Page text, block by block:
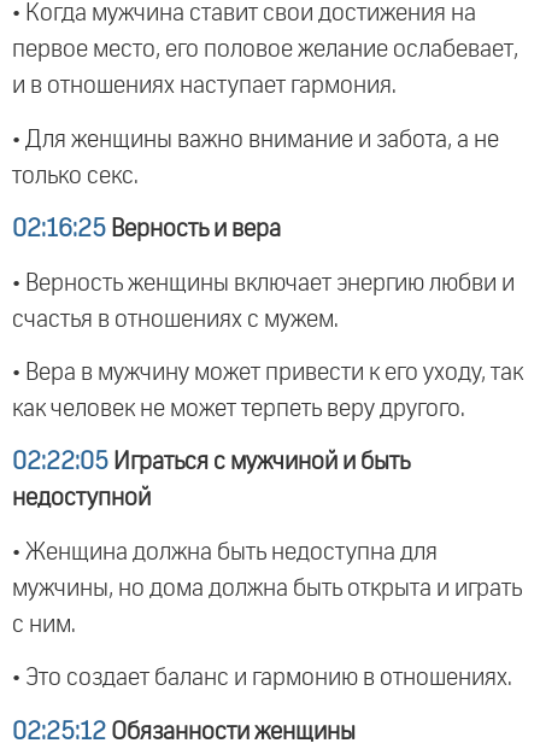
• Когда мужчина ставит свои достижения на
первое место, его половое желание ослабевает,
и в отношениях наступает гармония.
• Для женщины важно внимание и забота, а не
только секс.
02:16:25 Верность и вера
• Верность женщины включает энергию любви и
счастья в отношениях с мужем.
• Вера в мужчину может привести к его уходу, так
как человек не может терпеть веру другого.
02:22:05 Играться с мужчиной и быть
недоступной
• Женщина должна быть недоступна для
мужчины, но дома должна быть открыта и играть
с ним.
• Это создает баланс и гармонию в отношениях.
02:25:12 Обязанности женщины